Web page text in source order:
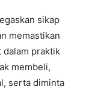
sikap
memastikan
dalam praktik
membeli,
serta diminta